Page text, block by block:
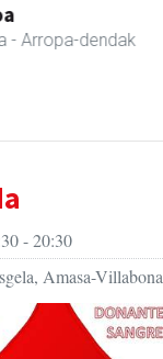
- Ile-apaindegiak
- 20:30
Amasa-Villabona